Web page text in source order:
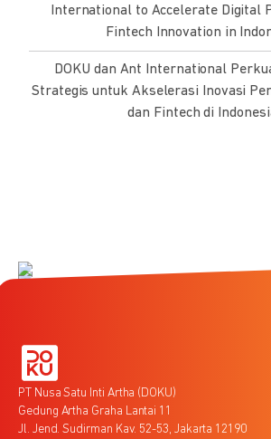
International to Accelerate Digital
Fintech Innovation in
DOKU dan Ant International
Strategis untuk Akselerasi Inovasi
dan Fintech di
PT Nusa Satu Inti Artha (DOKU)
Gedung Artha Graha Lantai 11
Jl. Jend. Sudirman Kav. 52-53, Jakarta 12190